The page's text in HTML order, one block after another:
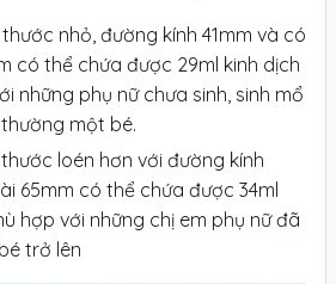
thước nhỏ, đường kính 41mm và có
có thể chứa được 29ml kinh dịch
những phụ nữ chưa sinh, sinh mổ
một bé.
thước loén hơn với đường kính
65mm có thể chứa được 34ml
hợp với những chị em phụ nữ đã
trở lên